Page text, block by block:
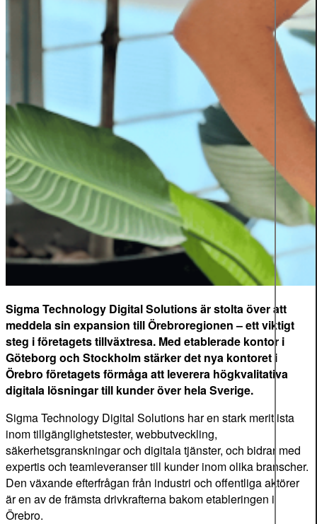
Sigma Technology Digital Solutions är stolta över att
meddela sin expansion till Örebroregionen – ett viktigt
steg i företagets tillväxtresa. Med etablerade kontor i
Göteborg och Stockholm stärker det nya kontoret i
Örebro företagets förmåga att leverera högkvalitativa
digitala lösningar till kunder över hela Sverige.
Sigma Technology Digital Solutions har en stark meritlista
inom tillgänglighetstester, webbutveckling,
säkerhetsgranskningar och digitala tjänster, och bidrar med
expertis och teamleveranser till kunder inom olika branscher.
Den växande efterfrågan från industri och offentliga aktörer
är en av de främsta drivkrafterna bakom etableringen i
Örebro.